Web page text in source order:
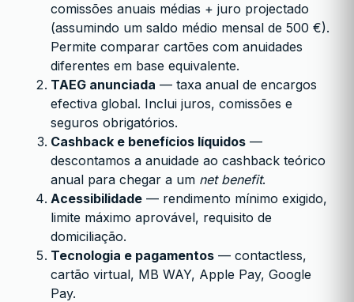
comissões anuais médias + juro projectado
(assumindo um saldo médio mensal de 500 €).
Permite comparar cartões com anuidades
diferentes em base equivalente.
TAEG anunciada — taxa anual de encargos
efectiva global. Inclui juros, comissões e
seguros obrigatórios.
Cashback e benefícios líquidos —
descontamos a anuidade ao cashback teórico
anual para chegar a um net benefit.
Acessibilidade — rendimento mínimo exigido,
limite máximo aprovável, requisito de
domiciliação.
Tecnologia e pagamentos — contactless,
cartão virtual, MB WAY, Apple Pay, Google
Pay.